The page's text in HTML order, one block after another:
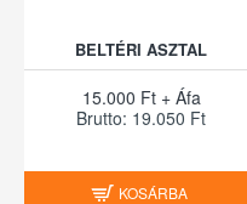
BELTÉRI ASZTAL
15.000 Ft + Áfa
Brutto: 19.050 Ft
KOSÁRBA